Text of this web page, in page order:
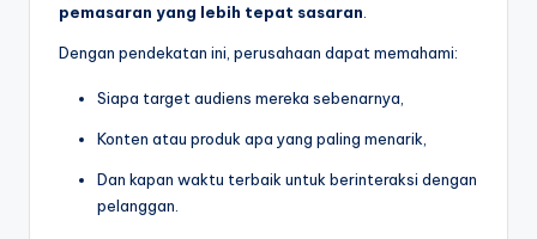
pemasaran yang lebih tepat sasaran
Dengan pendekatan ini, perusahaan dapat memahami:
Siapa target audiens mereka sebenarnya,
Konten atau produk apa yang paling menarik,
Dan kapan waktu terbaik untuk berinteraksi dengan
pelanggan.